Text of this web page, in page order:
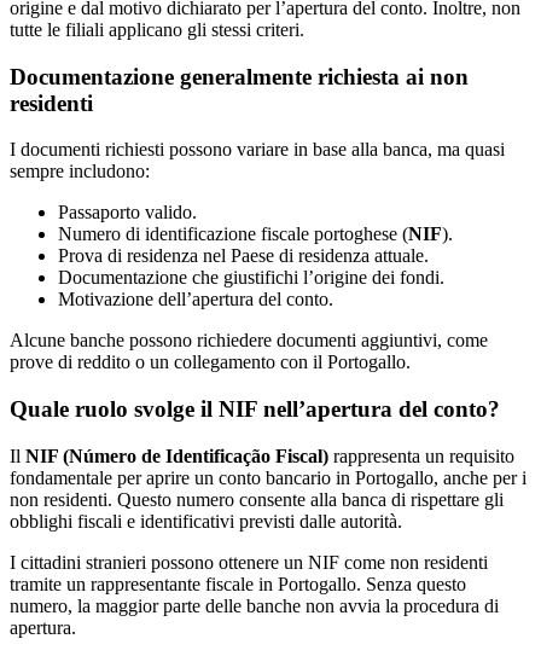
origine e dal motivo dichiarato per l’apertura del conto. Inoltre, non
tutte le filiali applicano gli stessi criteri.
Documentazione generalmente richiesta ai non
residenti
I documenti richiesti possono variare in base alla banca, ma quasi
sempre includono:
Passaporto valido.
Numero di identificazione fiscale portoghese (NIF).
Prova di residenza nel Paese di residenza attuale.
Documentazione che giustifichi l’origine dei fondi.
Motivazione dell’apertura del conto.
Alcune banche possono richiedere documenti aggiuntivi, come
prove di reddito o un collegamento con il Portogallo.
Quale ruolo svolge il NIF nell’apertura del conto?
Il NIF (Número de Identificação Fiscal) rappresenta un requisito
fondamentale per aprire un conto bancario in Portogallo, anche per i
non residenti. Questo numero consente alla banca di rispettare gli
obblighi fiscali e identificativi previsti dalle autorità.
I cittadini stranieri possono ottenere un NIF come non residenti
tramite un rappresentante fiscale in Portogallo. Senza questo
numero, la maggior parte delle banche non avvia la procedura di
apertura.